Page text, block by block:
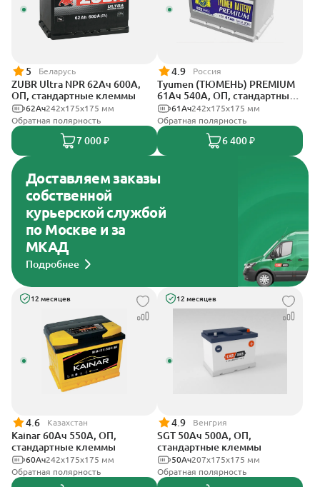
5 Беларусь
ZUBR Ultra NPR 62Ач 600А,
ОП, стандартные клеммы
242х175х175 мм
62Ач
Обратная полярность
7 000 ₽
4.9 Россия
Tyumen (ТЮМЕНЬ) PREMIUM
61Ач 540А, ОП, стандартные
клеммы242х175х175 мм
61Ач
Обратная полярность
6 400 ₽
Доставляем заказы
собственной
курьерской службой
по Москве и за
МКАД
Подробнее
12 месяцев
4.6 Казахстан
Kainar 60Ач 550А, ОП,
стандартные клеммы
242х175х175 мм
60Ач
Обратная полярность
12 месяцев
4.9 Венгрия
SGT 50Ач 500А, ОП,
стандартные клеммы
207x175x175 мм
50Ач
Обратная полярность